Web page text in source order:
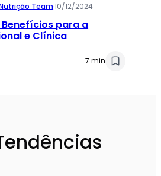
Team·10/12/2024
Benefícios para a
e Clínica
7 min